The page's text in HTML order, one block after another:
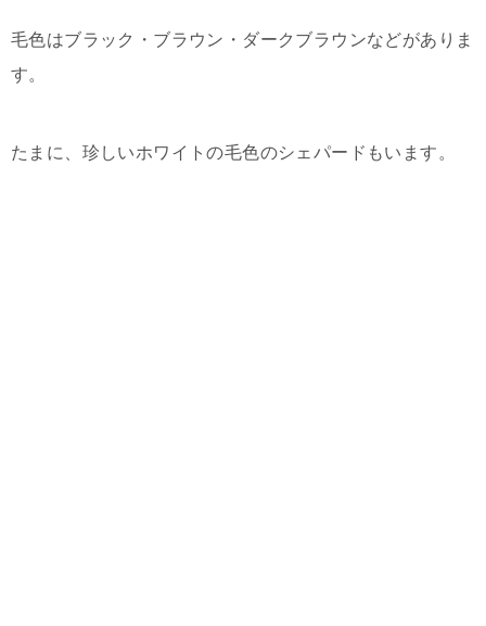
毛色はブラック・ブラウン・ダークブラウンなどがありま
す。
たまに、珍しいホワイトの毛色のシェパードもいます。